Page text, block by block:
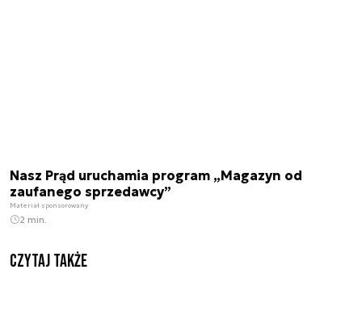
Nasz Prąd uruchamia program „Magazyn od
zaufanego sprzedawcy”
Materiał sponsorowany
2 min.
Czytaj także